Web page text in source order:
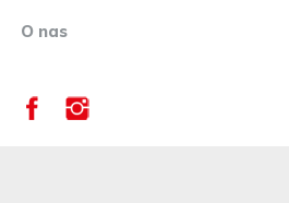
O nas